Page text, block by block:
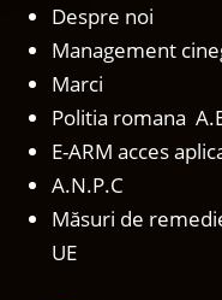
Despre noi
Management
Marci
Politia romana
E-ARM acces
A.N.P.C
Măsuri de
UE